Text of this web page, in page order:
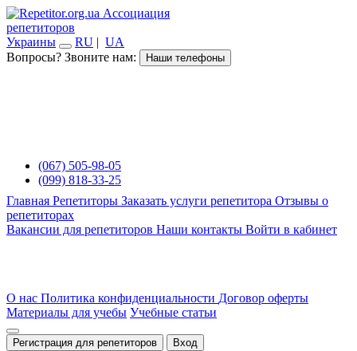
Ассоциация
репетиторов
Украины
RU | UA
Вопросы? Звоните нам:
Наши телефоны
(067) 505-98-05
(099) 818-33-25
Главная Репетиторы Заказать услуги репетитора Отзывы о
репетиторах
Вакансии для репетиторов Наши контакты Войти в кабинет
О нас Политика конфиденциальности Договор оферты
Материалы для учебы Учебные статьи
Регистрация для репетиторов Вход